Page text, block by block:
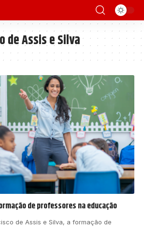
de Assis e Silva
de professores na educação
de Assis e Silva, a formação de